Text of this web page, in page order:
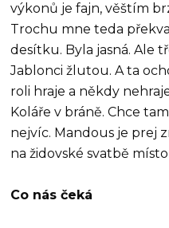
výkonů je fajn, věštím
Trochu mne teda
desítku. Byla jasná. Ale
Jablonci žlutou. A ta
roli hraje a někdy
Koláře v bráně. Chce
nejvíc. Mandous je prej
na židovské svatbě
Co nás čeká